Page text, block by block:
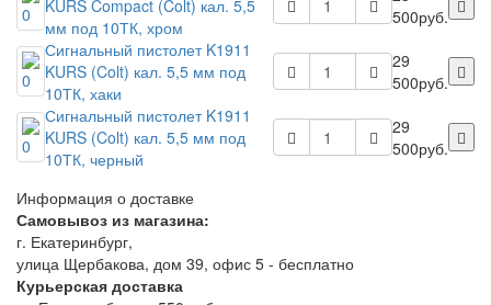
KURS Compact (Colt) кал. 5,5
мм под 10ТК, хром
500руб.
Сигнальный пистолет K1911
KURS (Colt) кал. 5,5 мм под
10ТК, хаки
29
500руб.
Сигнальный пистолет K1911
KURS (Colt) кал. 5,5 мм под
10ТК, черный
29
500руб.
Информация о доставке
Самовывоз из магазина:
г. Екатеринбург,
улица Щербакова, дом 39, офис 5 - бесплатно
Курьерская доставка